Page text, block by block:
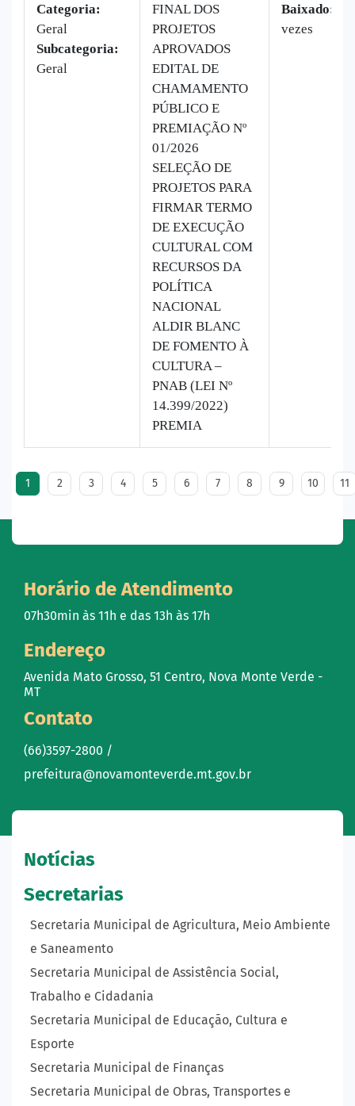
Categoria:
Geral
Subcategoria:
Geral
FINAL DOS
PROJETOS
APROVADOS
EDITAL DE
CHAMAMENTO
PÚBLICO E
PREMIAÇÃO Nº
01/2026
SELEÇÃO DE
PROJETOS PARA
FIRMAR TERMO
DE EXECUÇÃO
CULTURAL COM
RECURSOS DA
POLÍTICA
NACIONAL
ALDIR BLANC
DE FOMENTO À
CULTURA –
PNAB (LEI Nº
14.399/2022)
PREMIA
Baixado:
vezes
1 2 3 4 5 6 7 8 9 10 11
Horário de Atendimento
07h30min às 11h e das 13h às 17h
Endereço
Avenida Mato Grosso, 51 Centro, Nova Monte Verde -
MT
Contato
(66)3597-2800 /
prefeitura@novamonteverde.mt.gov.br
Notícias
Secretarias
Secretaria Municipal de Agricultura, Meio Ambiente
e Saneamento
Secretaria Municipal de Assistência Social,
Trabalho e Cidadania
Secretaria Municipal de Educação, Cultura e
Esporte
Secretaria Municipal de Finanças
Secretaria Municipal de Obras, Transportes e